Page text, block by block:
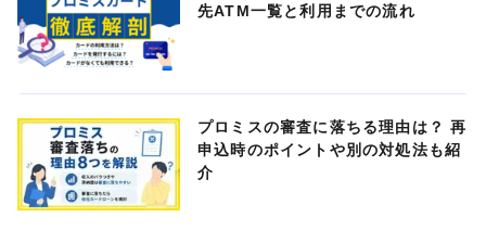
先ATM一覧と利用までの流れ
プロミスの審査に落ちる理由は？ 再
申込時のポイントや別の対処法も紹
介